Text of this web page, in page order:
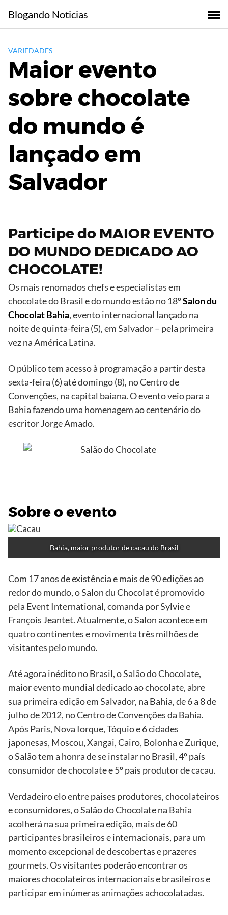
content
Blogando Noticias
VARIEDADES
Maior evento
sobre chocolate
do mundo é
lançado em
Salvador
Participe do MAIOR EVENTO
DO MUNDO DEDICADO AO
CHOCOLATE!
Os mais renomados chefs e especialistas em
chocolate do Brasil e do mundo estão no 18ºSalon du
Chocolat Bahia, evento internacional lançado na
noite de quinta-feira (5), em Salvador – pela primeira
vez na América Latina.
O público tem acesso à programação a partir desta
sexta-feira (6) até domingo (8), no Centro de
Convenções, na capital baiana. O evento veio para a
Bahia fazendo uma homenagem ao centenário do
escritor Jorge Amado.
Sobre o evento
Bahia, maior produtor de cacau do Brasil
Com 17 anos de existência e mais de 90 edições ao
redor do mundo, o Salon du Chocolat é promovido
pela Event International, comanda por Sylvie e
François Jeantet. Atualmente, o Salon acontece em
quatro continentes e movimenta três milhões de
visitantes pelo mundo.
Até agora inédito no Brasil, o Salão do Chocolate,
maior evento mundial dedicado ao chocolate, abre
sua primeira edição em Salvador, na Bahia, de 6 a 8 de
julho de 2012, no Centro de Convenções da Bahia.
Após Paris, Nova Iorque, Tóquio e 6 cidades
japonesas, Moscou, Xangai, Cairo, Bolonha e Zurique,
o Salão tem a honra de se instalar no Brasil, 4º país
consumidor de chocolate e 5º país produtor de cacau.
Verdadeiro elo entre países produtores, chocolateiros
e consumidores, o Salão do Chocolate na Bahia
acolherá na sua primeira edição, mais de 60
participantes brasileiros e internacionais, para um
momento excepcional de descobertas e prazeres
gourmets. Os visitantes poderão encontrar os
maiores chocolateiros internacionais e brasileiros e
participar em inúmeras animações achocolatadas.